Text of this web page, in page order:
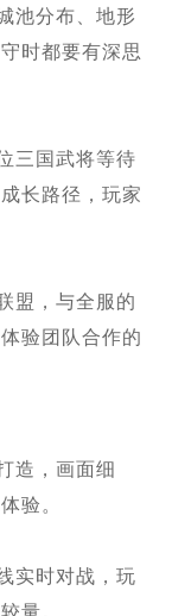
池分布、地形
时都要有深思
三国武将等待
长路径，玩家
盟，与全服的
验团队合作的
造，画面细
验。
实时对战，玩